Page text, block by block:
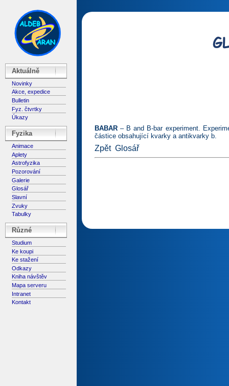
Aktuálně
Novinky
Akce, expedice
Bulletin
Fyz. čtvrtky
Úkazy
Fyzika
Animace
Aplety
Astrofyzika
Pozorování
Galerie
Glosář
Slavní
Zvuky
Tabulky
Různé
Studium
Ke koupi
Ke stažení
Odkazy
Kniha návštěv
Mapa serveru
Intranet
Kontakt
BABAR – B and B-bar experiment.
částice obsahující kvarky a antikvarky b.
Zpět Glosář